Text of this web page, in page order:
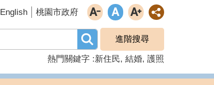
English 桃園市政府
進階搜尋
熱門關鍵字 新住民 結婚 護照